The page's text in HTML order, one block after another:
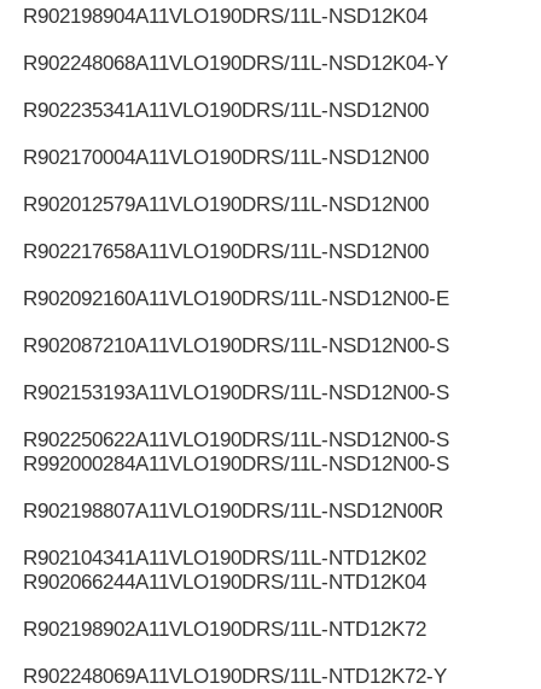
R902198904A11VLO190DRS/11L-NSD12K04
R902248068A11VLO190DRS/11L-NSD12K04-Y
R902235341A11VLO190DRS/11L-NSD12N00
R902170004A11VLO190DRS/11L-NSD12N00
R902012579A11VLO190DRS/11L-NSD12N00
R902217658A11VLO190DRS/11L-NSD12N00
R902092160A11VLO190DRS/11L-NSD12N00-E
R902087210A11VLO190DRS/11L-NSD12N00-S
R902153193A11VLO190DRS/11L-NSD12N00-S
R902250622A11VLO190DRS/11L-NSD12N00-S
R992000284A11VLO190DRS/11L-NSD12N00-S
R902198807A11VLO190DRS/11L-NSD12N00R
R902104341A11VLO190DRS/11L-NTD12K02
R902066244A11VLO190DRS/11L-NTD12K04
R902198902A11VLO190DRS/11L-NTD12K72
R902248069A11VLO190DRS/11L-NTD12K72-Y